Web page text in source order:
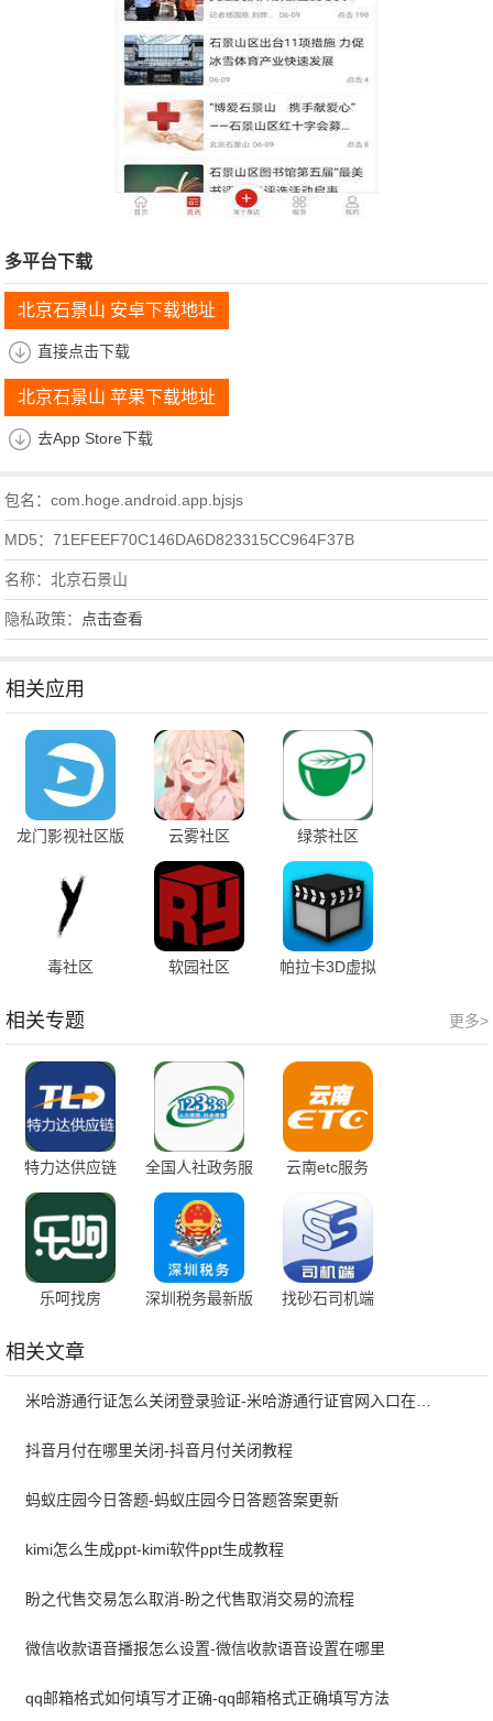
多平台下载
北京石景山 安卓下载地址
直接点击下载
北京石景山 苹果下载地址
去App Store下载
包名：com.hoge.android.app.bjsjs
MD5：71EFEEF70C146DA6D823315CC964F37B
名称：北京石景山
隐私政策： 点击查看
相关应用
龙门影视社区版 云雾社区 绿茶社区
毒社区 软园社区
帕拉卡3D虚拟
更多>
相关专题
特力达供应链
全国人社政务服
务平台
云南etc服务
乐呵找房 深圳税务最新版 找砂石司机端
相关文章
米哈游通行证怎么关闭登录验证-米哈游通行证官网入口在哪里
抖音月付在哪里关闭-抖音月付关闭教程
蚂蚁庄园今日答题-蚂蚁庄园今日答题答案更新
kimi怎么生成ppt-kimi软件ppt生成教程
盼之代售交易怎么取消-盼之代售取消交易的流程
微信收款语音播报怎么设置-微信收款语音设置在哪里
qq邮箱格式如何填写才正确-qq邮箱格式正确填写方法